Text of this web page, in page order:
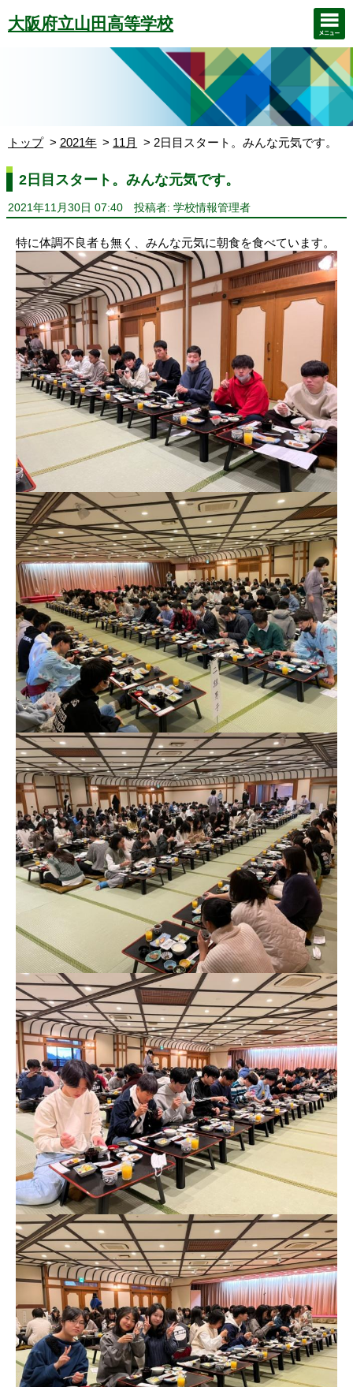
大阪府立山田高等学校
トップ 2021年 11月 2日目スタート。みんな元気です。
2日目スタート。みんな元気です。
2021年11月30日 07:40 投稿者: 学校情報管理者
特に体調不良者も無く、みんな元気に朝食を食べています。